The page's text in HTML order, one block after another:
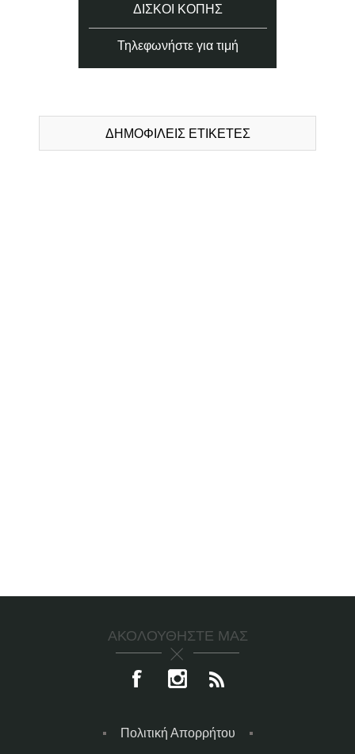
ΔΊΣΚΟΙ ΚΟΠΉΣ
Τηλεφωνήστε για τιμή
ΔΗΜΟΦΙΛΕΙΣ ΕΤΙΚΕΤΕΣ
ΑΚΟΛΟΥΘΉΣΤΕ ΜΑΣ
Πολιτική Απορρήτου